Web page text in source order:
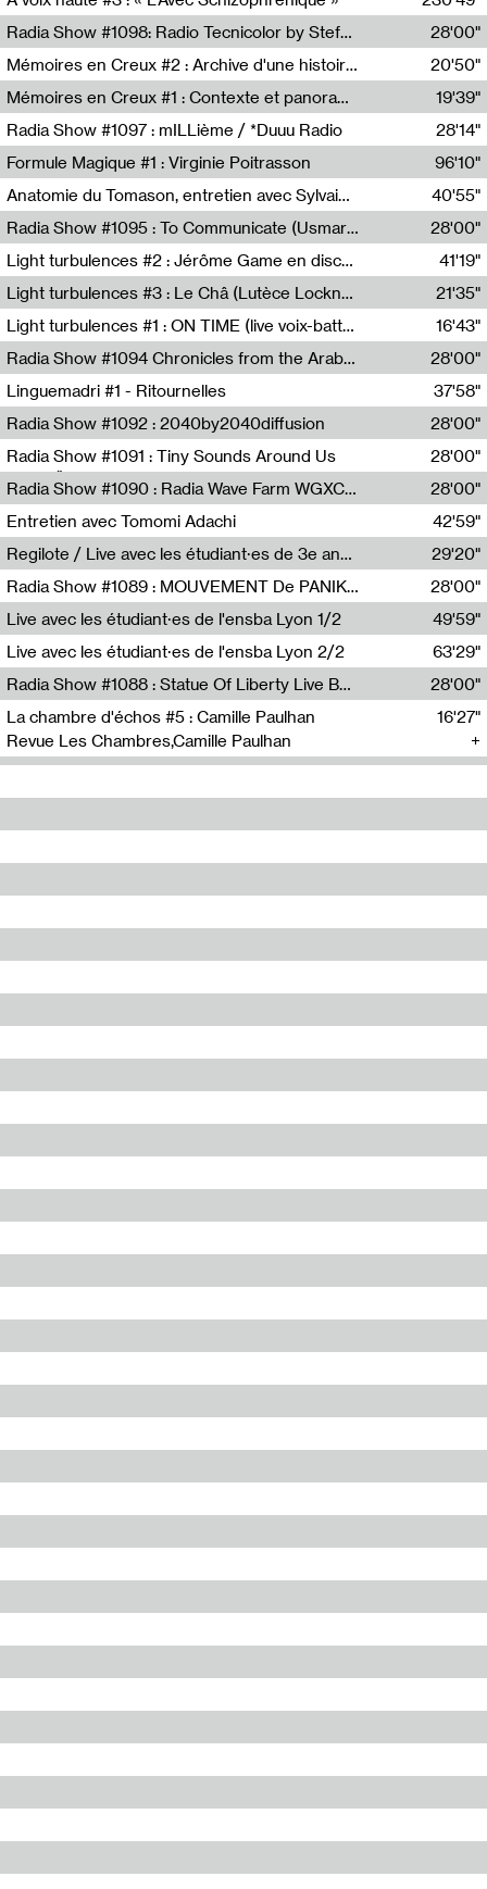
Radia Show #1098: Radio Tecnicolor by Stefan Nussbaumer & Georg Zichy (Radio Orange 94.0)
Radio Orange 94.0
28'00"
Mémoires en Creux #2 : Archive d'une histoire artistique
Sophie Auger-Grappin
20'50"
Mémoires en Creux #1 : Contexte et panorama
Sophie Auger-Grappin
19'39"
Radia Show #1097 : mILLième / *Duuu Radio
28'14"
Formule Magique #1 : Virginie Poitrasson
Nathalie Lacroix,Virginie Poitrasson
96'10"
Anatomie du Tomason, entretien avec Sylvain Cardonnel
Loraine Baud,Sylvain Cardonnel
40'55"
Radia Show #1095 : To Communicate (Usmaradio)
Usmaradio
28'00"
Light turbulences #2 : Jérôme Game en discussion avec Thomas Corlin
41'19"
Light turbulences #3 : Le Châ (Lutèce Lockness)
Lutèce Lockness
21'35"
Light turbulences #1 : ON TIME (live voix-batterie) avec Jérôme Game & Jean-Michel Espitallier
Jérôme Game,Jean-Michel Espitallier
16'43"
Radia Show #1094 Chronicles from the Arab Cold War by Ghazi Barakat
Reboot.fm
28'00"
Linguemadri #1 - Ritournelles
Meris Angioletti
37'58"
Radia Show #1092 : 2040by2040diffusion
Diffusion FM
28'00"
Radia Show #1091 : Tiny Sounds Around Us
Radio Študent
28'00"
Radia Show #1090 : Radia Wave Farm WGXC Corey De Juan Sherrard Jr Startalk
Wave Farm
28'00"
Entretien avec Tomomi Adachi
Tomomi Adachi,Loraine Baud
42'59"
Regilote / Live avec les étudiant·es de 3e année de l'EMA
Nima Henryon,Athéna Noël,Amir Genillon,Ibourayane Ahmadi,Manelle Cherrih,Honorine Gibello,John Weeber,Manon Joseph
29'20"
Radia Show #1089 : MOUVEMENT De PANIK (Radio Panik)
Radio Panik
28'00"
Live avec les étudiant·es de l'ensba Lyon 1/2
49'59"
Live avec les étudiant·es de l'ensba Lyon 2/2
63'29"
Radia Show #1088 : Statue Of Liberty Live By Ed Baxter (Resonance)
Resonance
28'00"
La chambre d'échos #5 : Camille Paulhan
Revue Les Chambres,Camille Paulhan
16'27"